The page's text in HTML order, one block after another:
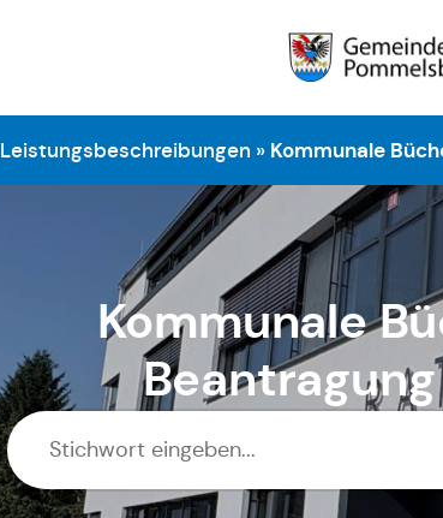
Zur Startseite
Leistungsbeschreibungen » Kommunale
Kommunale